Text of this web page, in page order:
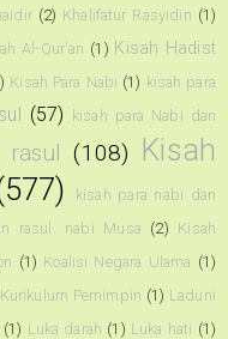
(2) Khalifatur Rasyidin (1)
Al-Qur'an (1) Kisah Hadist
Kisah Para Nabi (1) kisah para
(57) kisah para Nabi dan
(108) Kisah
kisah para nabi dan
rasul. nabi Musa (2) Kisah
(1) Koalisi Negara Ulama (1)
Kurikulum Pemimpin (1) Laduni
(1) Luka darah (1) Luka hati (1)